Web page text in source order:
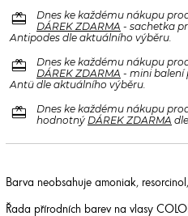
redeem
Dnes ke každému nákupu
DÁREK ZDARMA - sachetka
Antipodes dle aktuálního výběru.
redeem
Dnes ke každému nákupu
DÁREK ZDARMA - mini balení
Antü dle aktuálního výběru.
redeem
Dnes ke každému nákupu
hodnotný DÁREK ZDARMA
Barva neobsahuje amoniak,
Řada přírodních barev na vlasy